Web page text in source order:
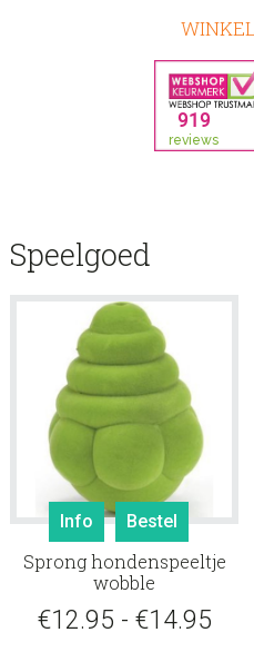
Speelgoed
Info Bestel
Dit
heeft
Sprong hondenspeeltje
wobble
€12.95 - €14.95